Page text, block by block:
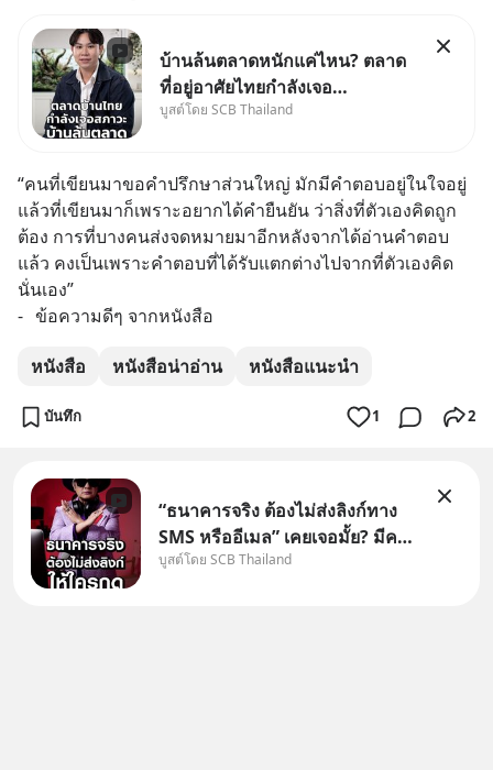
บ้านล้นตลาดหนักแค่ไหน? ตลาด
ที่อยู่อาศัยไทยกำลังเจอ
Oversupply หนักกว่าที่คิด และ
#บ้านล้นตลาด #เศรษฐกิจไทย
#EICAround #SCBThailand
สามารถดูคลิปท
บูสต์โดย SCB Thailand
“คนที่เขียนมาขอคำปรึกษาส่วนใหญ่ มักมีคำตอบอยู่ในใจอยู่
แล้วที่เขียนมาก็เพราะอยากได้คำยืนยัน ว่าสิ่งที่ตัวเองคิดถูก
ต้อง การที่บางคนส่งจดหมายมาอีกหลังจากได้อ่านคำตอบ
แล้ว คงเป็นเพราะคำตอบที่ได้รับแตกต่างไปจากที่ตัวเองคิด
นั่นเอง”
-	ข้อความดีๆ จากหนังสือ
หนังสือ หนังสือน่าอ่าน หนังสือแนะนำ
บันทึก 1 2
“ธนาคารจริง ต้องไม่ส่งลิงก์ทาง
SMS หรืออีเมล” เคยเจอมั้ย? มีคน
อ้างว่าโทรจากธนาคาร บอกว่า
บูสต์โดย SCB Thailand